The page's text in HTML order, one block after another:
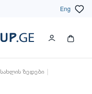
Eng
სახლის ზედები